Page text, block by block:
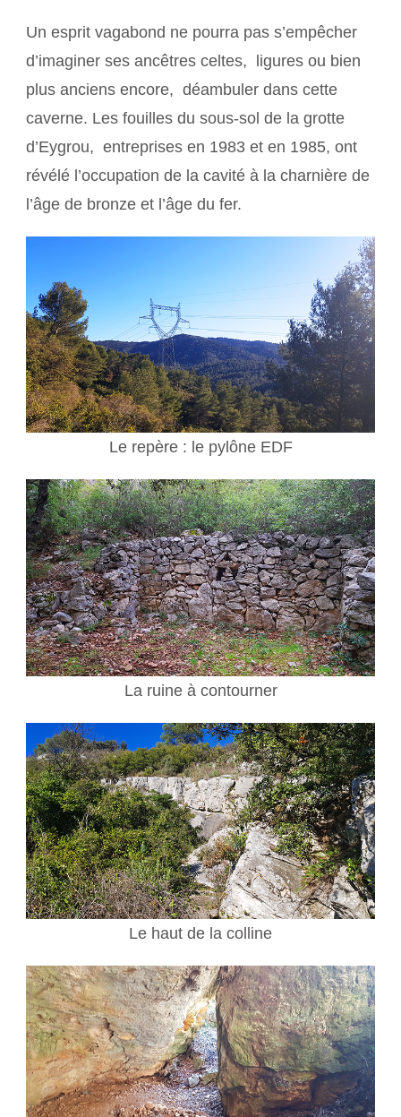
Un esprit vagabond ne pourra pas s’empêcher
d’imaginer ses ancêtres celtes, ligures ou bien
plus anciens encore, déambuler dans cette
caverne. Les fouilles du sous-sol de la grotte
d’Eygrou, entreprises en 1983 et en 1985, ont
révélé l’occupation de la cavité à la charnière de
l’âge de bronze et l’âge du fer.
Le repère : le pylône EDF
La ruine à contourner
Le haut de la colline